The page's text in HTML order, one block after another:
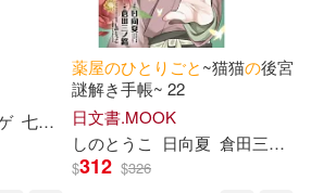
しのとうこ(51)
七緒一綺(38)
七緒一綺 日向夏
薬屋のひと り ごと~猫猫の後宮
謎解き手帳~ 22
日文書.MOOK
しのと うこ 日向夏 倉田三ノ路
$312 $326